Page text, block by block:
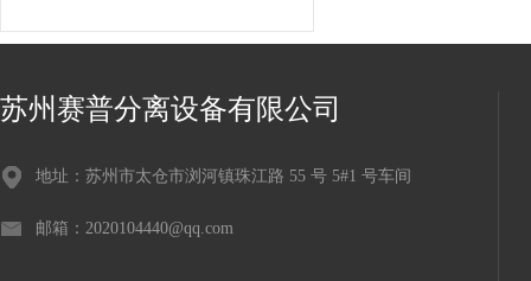
苏州赛普分离设备有限公司
地址：苏州市太仓市浏河镇珠江路 55 号 5#1 号车间
邮箱：2020104440@qq.com